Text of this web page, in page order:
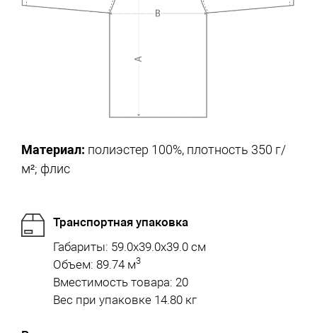
Материал: полиэстер 100%, плотность 350 г/
м²; флис
Транспортная упаковка
Габариты: 59.0x39.0x39.0 см
Объем: 89.74 м3
Вместимость товара: 20
Вес при упаковке 14.80 кг